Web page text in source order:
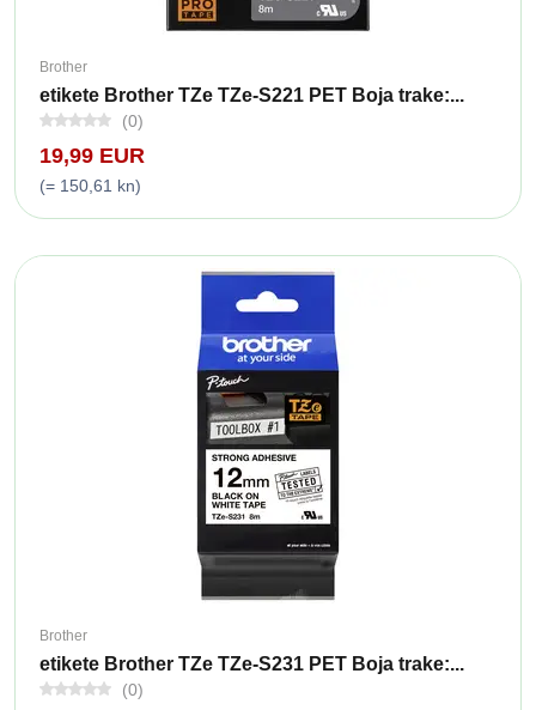
Brother
etikete Brother TZe TZe-S221 PET Boja trake:...
(0)
19,99 EUR
(= 150,61 kn)
Brother
etikete Brother TZe TZe-S231 PET Boja trake:...
(0)